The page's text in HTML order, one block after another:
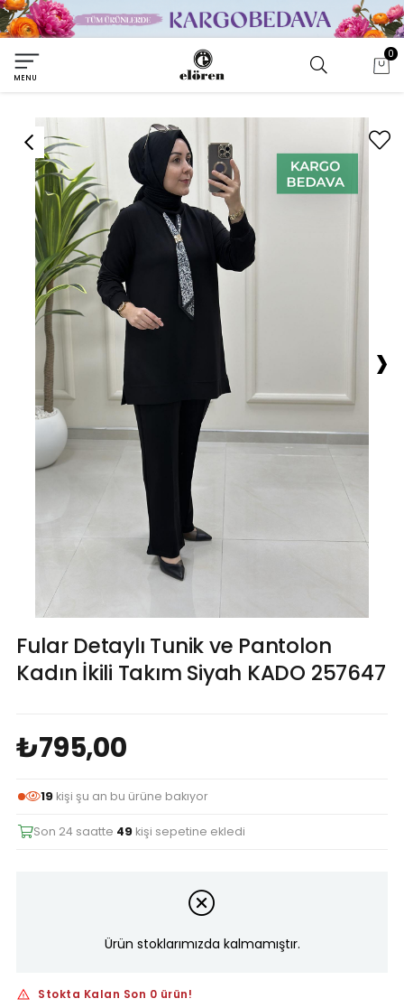
MENU
0
›
Fular Detaylı Tunik ve Pantolon
Kadın İkili Takım Siyah KADO 257647
₺795,00
19 kişi şu an bu ürüne bakıyor
Son 24 saatte 49 kişi sepetine ekledi
Ürün stoklarımızda kalmamıştır.
Stokta Kalan Son 0 ürün!